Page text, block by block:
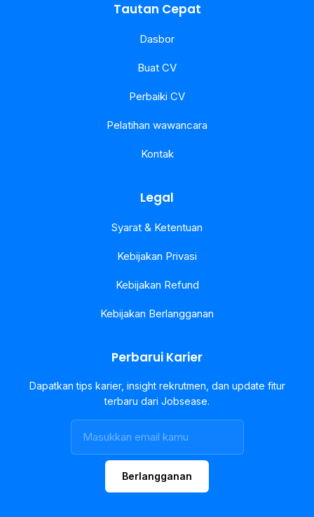
Tautan Cepat
Dasbor
Buat CV
Perbaiki CV
Pelatihan wawancara
Kontak
Legal
Syarat & Ketentuan
Kebijakan Privasi
Kebijakan Refund
Kebijakan Berlangganan
Perbarui Karier
Dapatkan tips karier, insight rekrutmen, dan update fitur
terbaru dari Jobsease.
Berlangganan